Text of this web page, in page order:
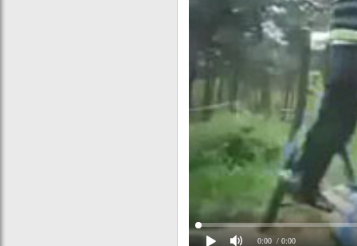
0:00 / 0:00